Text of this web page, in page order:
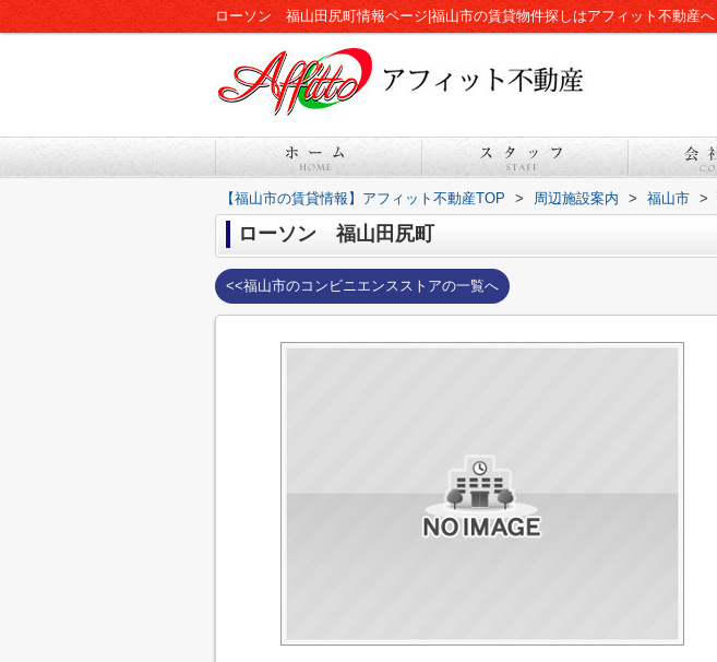
ローソン 福山田尻町情報ページ|福山市の賃貸物件探しはアフィット不動産へ
【福山市の賃貸情報】アフィット不動産TOP > 周辺施設案内 > 福山市 >
ローソン 福山田尻町
<<福山市のコンビニエンスストアの一覧へ